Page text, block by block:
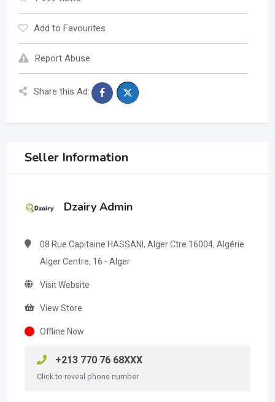
Add to Favourites
Report Abuse
Share this Ad:
Seller Information
Dzairy Admin
08 Rue Capitaine HASSANI, Alger Ctre 16004, Algérie
Alger Centre, 16 - Alger
Visit Website
View Store
Offline Now
+213 770 76 68XXX
Click to reveal phone number